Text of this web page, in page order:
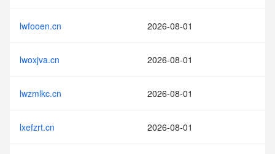
lwfooen.cn 2026-08-01
lwoxjva.cn 2026-08-01
lwzmlkc.cn 2026-08-01
lxefzrt.cn 2026-08-01